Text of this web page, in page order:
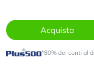
Acquista
*80% dei conti al